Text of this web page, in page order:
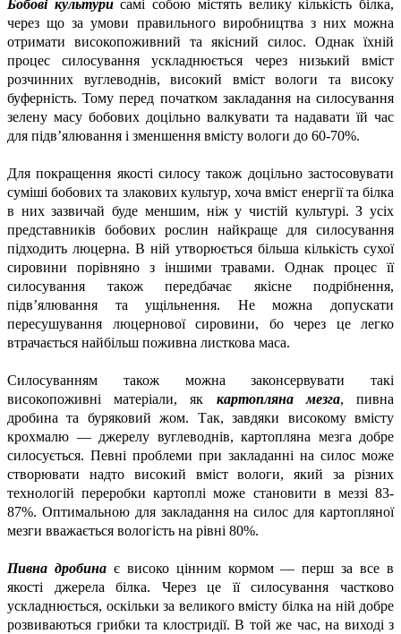
Бобові культурисамі собою містять велику кількість білка,
через що за умови правильного виробництва з них можна
отримати високопоживний та якісний силос. Однак їхній
процес силосування ускладнюється через низький вміст
розчинних вуглеводнів, високий вміст вологи та високу
буферність. Тому перед початком закладання на силосування
зелену масу бобових доцільно валкувати та надавати їй час
для підв’ялювання і зменшення вмісту вологи до 60-70%.
Для покращення якості силосу також доцільно застосовувати
суміші бобових та злакових культур, хоча вміст енергії та білка
в них зазвичай буде меншим, ніж у чистій культурі. З усіх
представників бобових рослин найкраще для силосування
підходить люцерна. В ній утворюється більша кількість сухої
сировини порівняно з іншими травами. Однак процес її
силосування також передбачає якісне подрібнення,
підв’ялювання та ущільнення. Не можна допускати
пересушування люцернової сировини, бо через це легко
втрачається найбільш поживна листкова маса.
Силосуванням також можна законсервувати такі
високопоживні матеріали, як картопляна мезга, пивна
дробина та буряковий жом. Так, завдяки високому вмісту
крохмалю — джерелу вуглеводнів, картопляна мезга добре
силосується. Певні проблеми при закладанні на силос може
створювати надто високий вміст вологи, який за різних
технологій переробки картоплі може становити в меззі 83-
87%. Оптимальною для закладання на силос для картопляної
мезги вважається вологість на рівні 80%.
Пивна дробинає високо цінним кормом — перш за все в
якості джерела білка. Через це її силосування частково
ускладнюється, оскільки за великого вмісту білка на ній добре
розвиваються грибки та клостридії. В той же час, на виході з